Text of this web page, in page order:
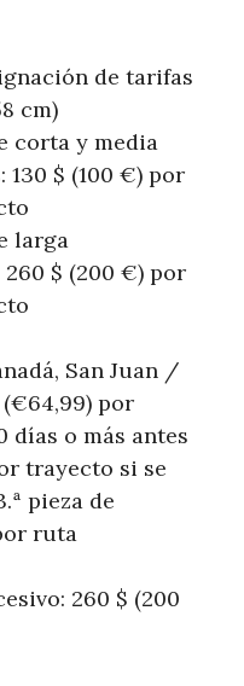
de tarifas
cm)
corta y media
$ (100 €) por
larga
$ (200 €) por
San Juan /
(€64,99) por
días o más antes
trayecto si se
pieza de
ruta
260 $ (200